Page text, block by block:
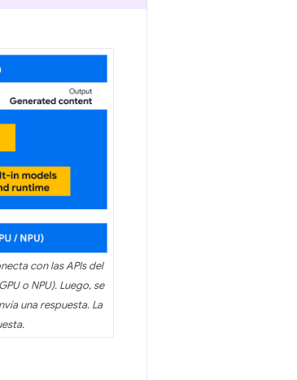
con las APIs del
o NPU). Luego, se
una respuesta. La